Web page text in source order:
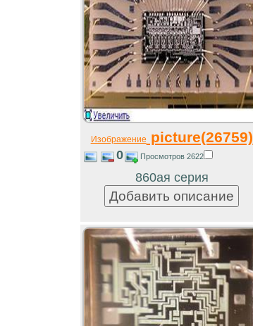
Изображение picture(26759)
0 Просмотров 2622
860ая серия